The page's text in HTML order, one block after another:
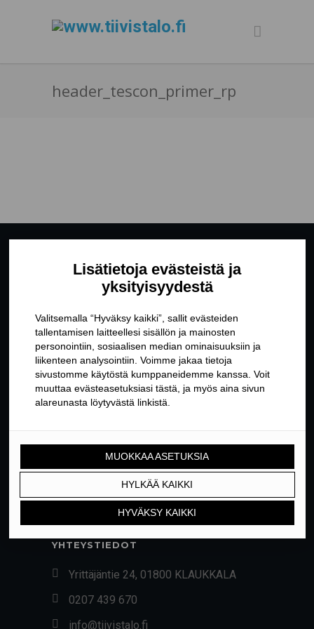
header_tescon_primer_rp
YHTEYSTIEDOT
Yrittäjäntie 24, 01800 KLAUKKALA
0207 439 670
info@tiivistalo.fi